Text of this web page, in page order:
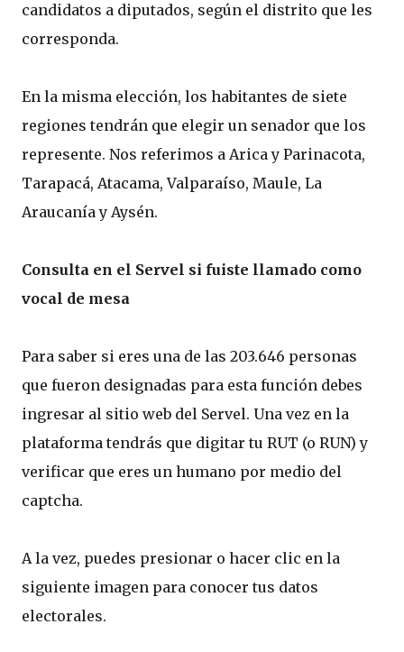
candidatos a diputados, según el distrito que les
corresponda.
En la misma elección, los habitantes de siete
regiones tendrán que elegir un senador que los
represente. Nos referimos a Arica y Parinacota,
Tarapacá, Atacama, Valparaíso, Maule, La
Araucanía y Aysén.
Consulta en el Servel si fuiste llamado como
vocal de mesa
Para saber si eres una de las 203.646 personas
que fueron designadas para esta función debes
ingresar al sitio web del Servel. Una vez en la
plataforma tendrás que digitar tu RUT (o RUN) y
verificar que eres un humano por medio del
captcha.
A la vez, puedes presionar o hacer clic en la
siguiente imagen para conocer tus datos
electorales.